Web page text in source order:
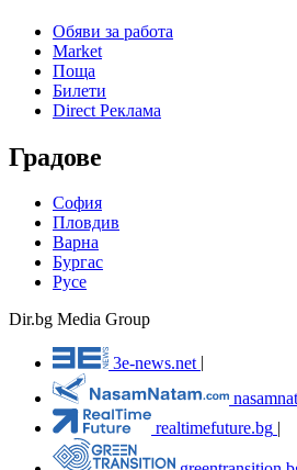
Обяви за работа
Market
Поща
Билети
Direct Реклама
Градове
София
Пловдив
Варна
Бургас
Русе
Dir.bg Media Group
3e-news.net
realtimefuture.bg |